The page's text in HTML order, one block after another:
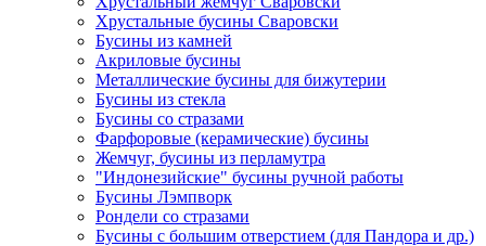
Хрустальные бусины Сваровски
Бусины из камней
Акриловые бусины
Металлические бусины для бижутерии
Бусины из стекла
Бусины со стразами
Фарфоровые (керамические) бусины
Жемчуг, бусины из перламутра
"Индонезийские" бусины ручной работы
Бусины Лэмпворк
Рондели со стразами
Бусины с большим отверстием (для Пандора и др.)